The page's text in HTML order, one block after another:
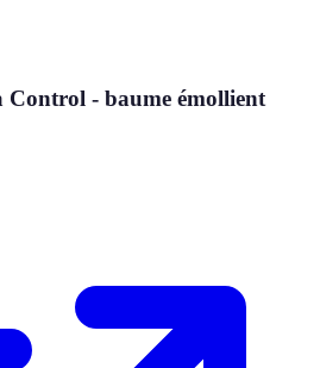
- baume émollient